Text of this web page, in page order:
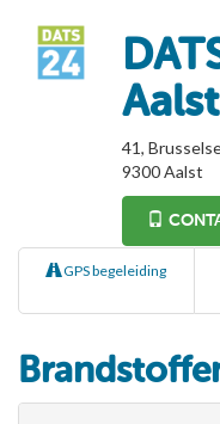
Aalst
41,
9300Aalst
GPS begeleiding